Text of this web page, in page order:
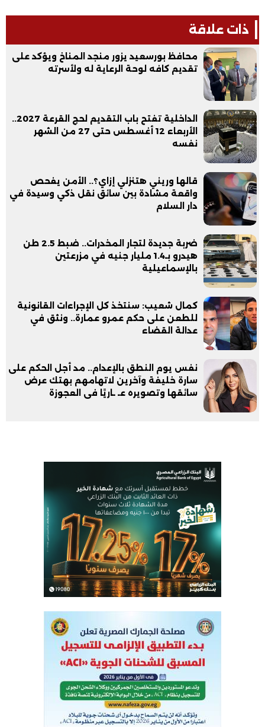
ذات علاقة
محافظ بورسعيد يزور منجد المناخ ويؤكد على
تقديم كافه لوحة الرعاية له ولأسرته
الداخلية تفتح باب التقديم لحج القرعة 2027..
الأربعاء 12 أغسطس حتى 27 من الشهر
نفسه
قالها وريني هتنزلي إزاي؟.. الأمن يفحص
واقعة مشادة بين سائق نقل ذكي وسيدة في
دار السلام
ضربة جديدة لتجار المخدرات.. ضبط 2.5 طن
هيدرو بـ1.4 مليار جنيه في مزرعتين
بالإسماعيلية
كمال شعيب: سنتخذ كل الإجراءات القانونية
للطعن على حكم عمرو عمارة.. ونثق في
عدالة القضاء
نفس يوم النطق بالإعدام.. مد أجل الحكم على
سارة خليفة وآخرين لاتهامهم بهتك عرض
سائقها وتصويره عـ ـاريًا فى العجوزة